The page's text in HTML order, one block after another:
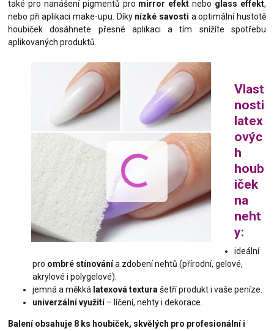
také pro nanášení pigmentů pro mirror efekt nebo glass effekt,
nebo při aplikaci make-upu. Díky nízké savosti a optimální hustotě
houbiček dosáhnete přesné aplikaci a tím snížíte spotřebu
aplikovaných produktů.
Vlast
nosti
latex
ovýc
h
houb
iček
na
neht
y:
ideální
pro ombré stínovánía zdobení nehtů (přírodní, gelové,
akrylové i polygelové).
jemná a měkká latexová texturašetří produkt i vaše peníze.
univerzální využití– líčení, nehty i dekorace.
Balení obsahuje 8 ks houbiček, skvělých pro profesionální i